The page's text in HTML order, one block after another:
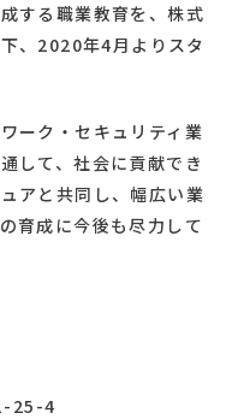
する職業教育を、株式
、2020年4月よりスタ
ーク・セキュリティ業
して、社会に貢献でき
アと共同し、幅広い業
育成に今後も尽力して
25-4